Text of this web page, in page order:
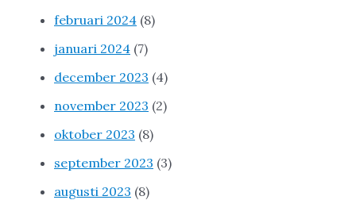
februari 2024 (8)
januari 2024 (7)
december 2023 (4)
november 2023 (2)
oktober 2023 (8)
september 2023 (3)
augusti 2023 (8)